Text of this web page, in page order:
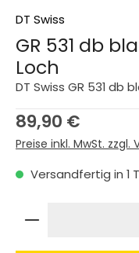
DT Swiss
GR 531 db
Loch
DT Swiss GR 531 db
Regulärer Preis:
89,90 €
Preise inkl. MwSt. zzgl.
Versandfertig in 1
Produkt